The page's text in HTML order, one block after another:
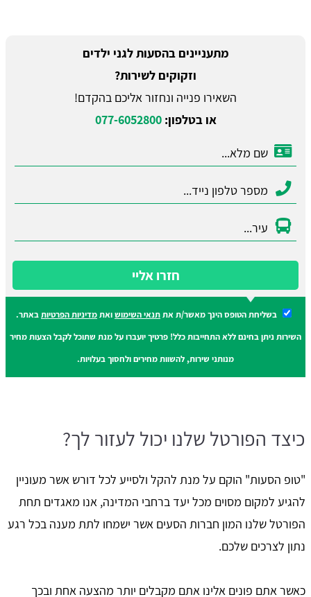
מתעניינים בהסעות לגני ילדים
וזקוקים לשירות?
השאירו פנייה ונחזור אליכם בהקדם!
או בטלפון:077-6052800
חזרו אליי
בשליחת הטופס הינך מאשר/ת אתתנאי השימושואתמדיניות הפרטיותבאתר.
השירות ניתן בחינם ללא התחייבות כלל! פרטיך יועברו על מנת שתוכל לקבל הצעות מחיר
מנותני שירות, להשוות מחירים ולחסוך בעלויות.
כיצד הפורטל שלנו יכול לעזור לך?
"טופ הסעות" הוקם על מנת להקל ולסייע לכל דורש אשר מעוניין
להגיע למקום מסוים מכל יעד ברחבי המדינה, אנו מאגדים תחת
הפורטל שלנו המון חברות הסעים אשר ישמחו לתת מענה בכל רגע
נתון לצרכים שלכם.
כאשר אתם פונים אלינו אתם מקבלים יותר מהצעה אחת ובכך